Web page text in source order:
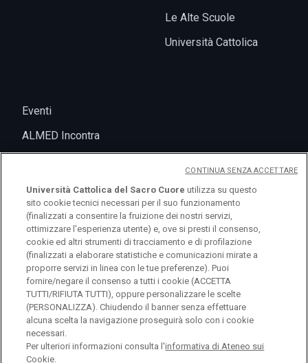
Le Alte Scuole
Università Cattolica
Eventi
ALMED Incontra
logo UC
© Università Cattolica del Sacro Cuore Largo A.
Gemelli 1, 20123 Milano PI 02133120150
Università Cattolica del Sacro Cuore utilizza su questo
sito cookie tecnici necessari per il suo funzionamento
(finalizzati a consentire la fruizione dei nostri servizi,
ottimizzare l'esperienza utente) e, ove si presti il consenso,
cookie ed altri strumenti di tracciamento e di profilazione
(finalizzati a elaborare statistiche e comunicazioni mirate a
proporre servizi in linea con le tue preferenze). Puoi
fornire/negare il consenso a tutti i cookie (ACCETTA
TUTTI/RIFIUTA TUTTI), oppure personalizzare le scelte
(PERSONALIZZA). Chiudendo il banner senza effettuare
alcuna scelta la navigazione proseguirà solo con i cookie
necessari.
Per ulteriori informazioni consulta l'informativa di Ateneo sui
Cookie.
CONTINUA SENZA ACCETTARE